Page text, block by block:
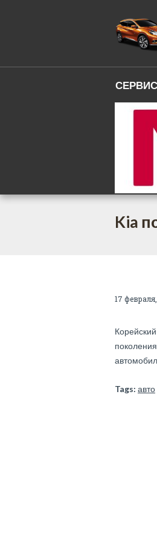
СЕРВИС
Kia
17
Tags: авто